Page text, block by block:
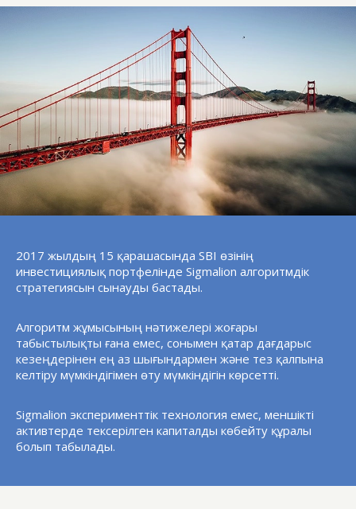
2017 жылдың 15 қарашасында SBI өзінің
инвестициялық портфелінде Sigmalion алгоритмдік
стратегиясын сынауды бастады.
Алгоритм жұмысының нәтижелері жоғары
табыстылықты ғана емес, сонымен қатар дағдарыс
кезеңдерінен ең аз шығындармен және тез қалпына
келтіру мүмкіндігімен өту мүмкіндігін көрсетті.
Sigmalion эксперименттік технология емес, меншікті
активтерде тексерілген капиталды көбейту құралы
болып табылады.